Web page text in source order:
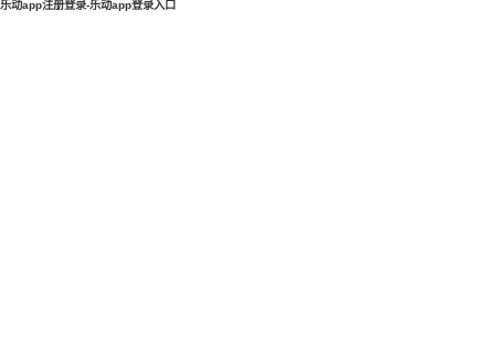
乐动app注册登录-乐动app登录入口